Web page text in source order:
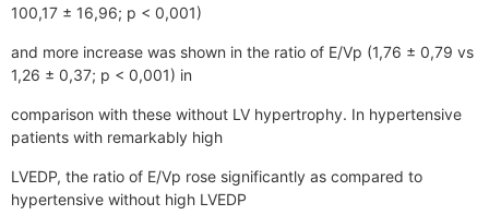
100,17 ± 16,96; p < 0,001)
and more increase was shown in the ratio of E/Vp (1,76 ± 0,79 vs
1,26 ± 0,37; p < 0,001) in
comparison with these without LV hypertrophy. In hypertensive
patients with remarkably high
LVEDP, the ratio of E/Vp rose significantly as compared to
hypertensive without high LVEDP